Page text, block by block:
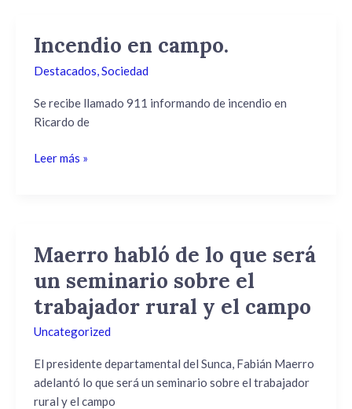
Incendio en campo.
Destacados Sociedad
Se recibe llamado 911 informando de incendio en
Ricardo de
Incendio
campo.
Leer más »
Maerro habló de lo que será
un seminario sobre el
trabajador rural y el campo
Uncategorized
El presidente departamental del Sunca, Fabián Maerro
adelantó lo que será un seminario sobre el trabajador
rural y el campo
Maerro
de
lo
que
un
seminario
sobre